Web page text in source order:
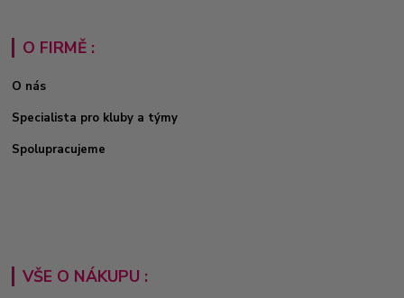
O FIRMĚ :
O nás
Specialista pro kluby a týmy
Spolupracujeme
VŠE O NÁKUPU :